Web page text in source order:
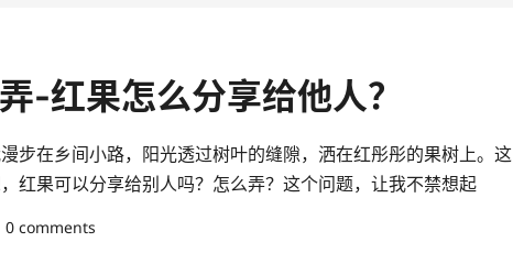
-红果怎么分享给他人？
步在乡间小路，阳光透过树叶的缝隙，洒在红彤彤的果树上。这
红果可以分享给别人吗？怎么弄？这个问题，让我不禁想起
0 comments